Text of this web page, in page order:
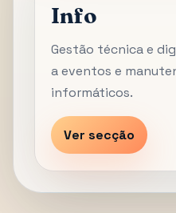
Info
Gestão técnica e
a eventos e
informáticos.
Ver secção